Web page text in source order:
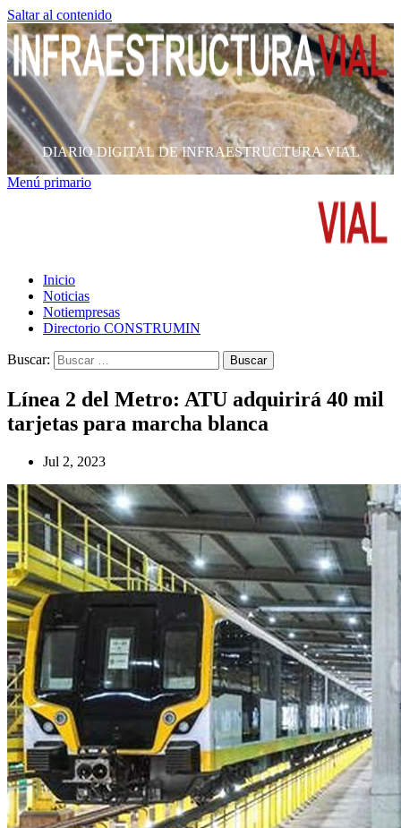
Saltar al contenido
DIARIO DIGITAL DE INFRAESTRUCTURA VIAL
Menú primario
Inicio
Noticias
Notiempresas
Directorio CONSTRUMIN
Buscar:
Línea 2 del Metro: ATU adquirirá 40 mil
tarjetas para marcha blanca
Jul 2, 2023